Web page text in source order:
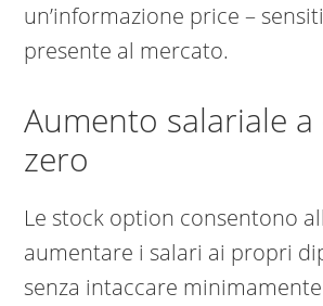
un’informazione price –
presente al mercato.
Aumento salariale a
zero
Le stock option consentono
aumentare i salari ai propri
senza intaccare minimamente